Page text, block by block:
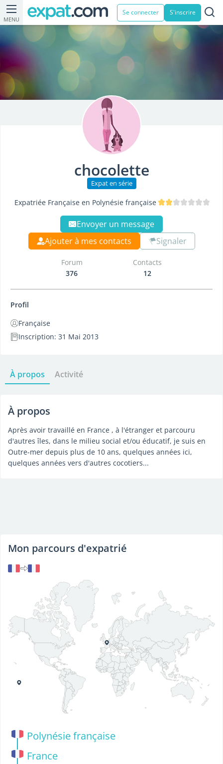
MENU
Se connecter S'inscrire
chocolette
Expat en série
Expatriée Française en Polynésie française
Envoyer un message
Ajouter à mes contacts
Signaler
Forum
376
Contacts
12
Profil
Française
Inscription: 31 Mai 2013
À propos Activité
À propos
Après avoir travaillé en France , à l'étranger et parcouru
d'autres îles, dans le milieu social et/ou éducatif, je suis en
Outre-mer depuis plus de 10 ans, quelques années ici,
quelques années vers d'autres cocotiers...
Mon parcours d'expatrié
Polynésie française
France